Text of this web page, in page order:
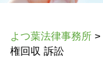
よつ葉法律事務所 >
権回収 訴訟